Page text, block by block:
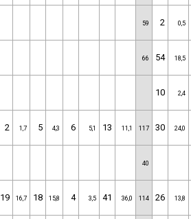
59 2 0,5
66 54 18,5
10 2,4
2 1,7 5 4,3 6 5,1 13 11,1 117 30 24,0
40
19 16,7 18 15,8 4 3,5 41 36,0 114 26 13,8